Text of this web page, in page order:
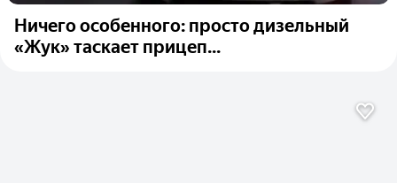
Ничего особенного: просто дизельный
«Жук» таскает прицеп...